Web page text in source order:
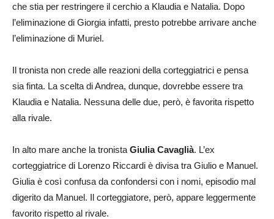
che stia per restringere il cerchio a Klaudia e Natalia. Dopo
l’eliminazione di Giorgia infatti, presto potrebbe arrivare anche
l’eliminazione di Muriel.
Il tronista non crede alle reazioni della corteggiatrici e pensa
sia finta. La scelta di Andrea, dunque, dovrebbe essere tra
Klaudia e Natalia. Nessuna delle due, però, è favorita rispetto
alla rivale.
In alto mare anche la tronista Giulia Cavaglià. L’ex
corteggiatrice di Lorenzo Riccardi è divisa tra Giulio e Manuel.
Giulia è così confusa da confondersi con i nomi, episodio mal
digerito da Manuel. Il corteggiatore, però, appare leggermente
favorito rispetto al rivale.